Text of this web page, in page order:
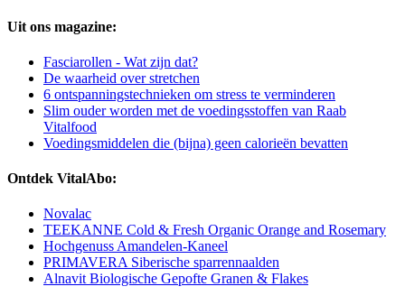
Uit ons magazine:
Fasciarollen - Wat zijn dat?
De waarheid over stretchen
6 ontspanningstechnieken om stress te verminderen
Slim ouder worden met de voedingsstoffen van Raab
Vitalfood
Voedingsmiddelen die (bijna) geen calorieën bevatten
Ontdek VitalAbo:
Novalac
TEEKANNE Cold & Fresh Organic Orange and Rosemary
Hochgenuss Amandelen-Kaneel
PRIMAVERA Siberische sparrennaalden
Alnavit Biologische Gepofte Granen & Flakes